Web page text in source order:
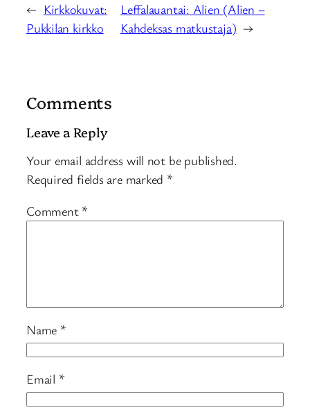
← Kirkkokuvat:
Pukkilan kirkko
Leffalauantai: Alien (Alien –
Kahdeksas matkustaja) →
Comments
Leave a Reply
Your email address will not be published.
Required fields are marked *
Comment *
Name *
Email *